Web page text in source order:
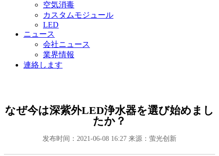
空気消毒
カスタムモジュール
LED
ニュース
会社ニュース
業界情報
連絡します
なぜ今は深紫外LED浄水器を選び始めまし
たか？
发布时间：2021-06-08 16:27 来源：萤光创新